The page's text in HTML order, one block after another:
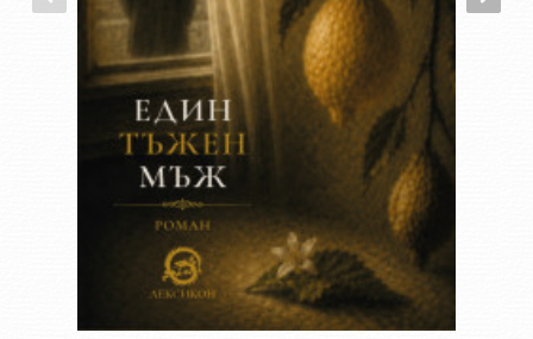
Всеки раздел в книгата завършва с интерактивна част с
интересни и забавни игри и тестове. Там насърчаваме
читателите да търсят допълнителна информация; да
мислят и да проявяват креативност; да усетят духа на
отминали времена и на професии, които спокойно могат да
практикуват и днес. Целта е децата да добият
самочувствие, да повярват в талантите си, да открият
какво наистина им харесва и какво не.